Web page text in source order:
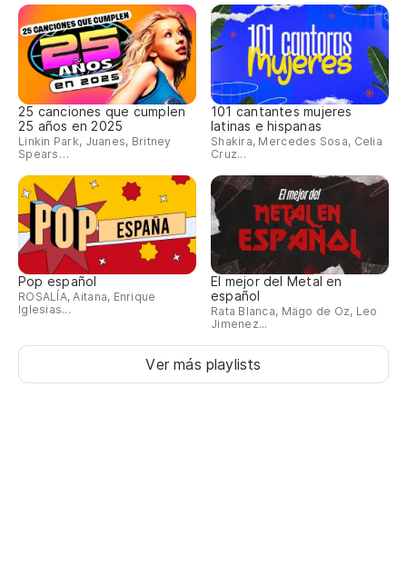
25 canciones que cumplen
25 años en 2025
Linkin Park, Juanes, Britney
Spears…
101 cantantes mujeres
latinas e hispanas
Shakira, Mercedes Sosa, Celia
Cruz...
Pop español
ROSALÍA, Aitana, Enrique
Iglesias...
El mejor del Metal en
español
Rata Blanca, Mägo de Oz, Leo
Jimenez...
Ver más playlists